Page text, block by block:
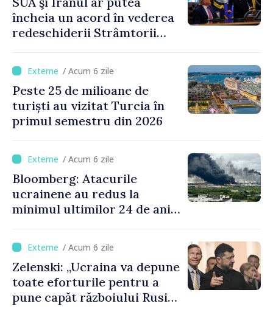
încheia un acord în vederea
redeschiderii Strâmtorii
anunţă secretarul american
al Trezoreriei
/ Acum 6 zile
Peste 25 de milioane de
turiști au vizitat Turcia în
primul semestru din 2026
/ Acum 6 zile
Bloomberg: Atacurile
ucrainene au redus la
minimul ultimilor 24 de ani
Rusia
/ Acum 6 zile
Zelenski: „Ucraina va depune
toate eforturile pentru a
pune capăt războiului Rusiei